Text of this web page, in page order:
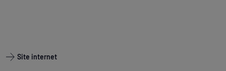
Site internet